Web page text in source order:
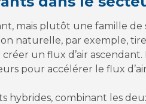
mais plutôt une famille
naturelle, par exemple,
un flux d’air
pour accélérer le flux
hybrides, combinant les